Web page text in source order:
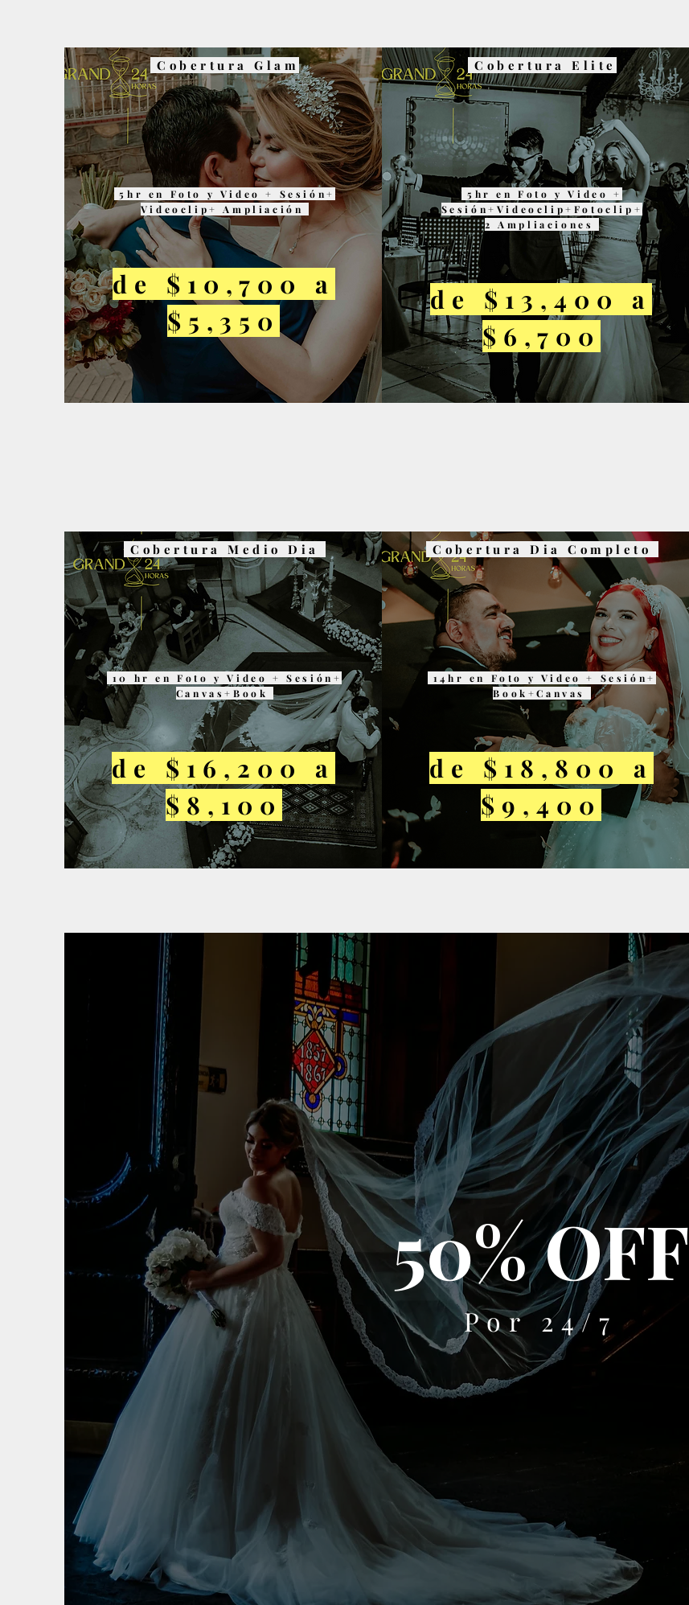
Cobertura Glam
5hr en Foto y Video + Sesión+
Videoclip+ Ampliación
de $10,700 a
$5,350
Cobertura Elite
5hr en Foto y Video +
Sesión+Videoclip+Fotoclip+
2 Ampliaciones
de $13,400 a
$6,700
Cobertura Medio Dia
10 hr en Foto y Video + Sesión+
Canvas+Book
de $16,200 a
$8,100
Cobertura Dia Completo
14hr en Foto y Video + Sesión+
Book+Canvas
de $18,800 a
$9,400
50% OFF
Por 24/7